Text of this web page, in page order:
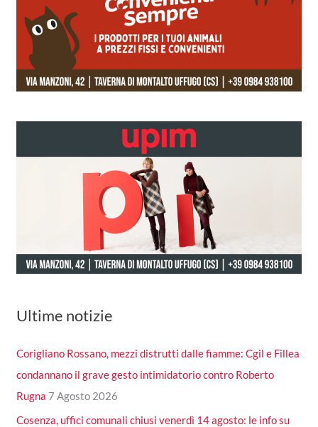
Ultime notizie
Corigliano Rossano, mezzi distrutti dalle fiamme: Cgil e Fillea
condannano il grave gesto intimidatorio contro Roberto
Rugna 7 Agosto 2026
Cosenza, uffici comunali chiusi venerdì 14 agosto: le info su